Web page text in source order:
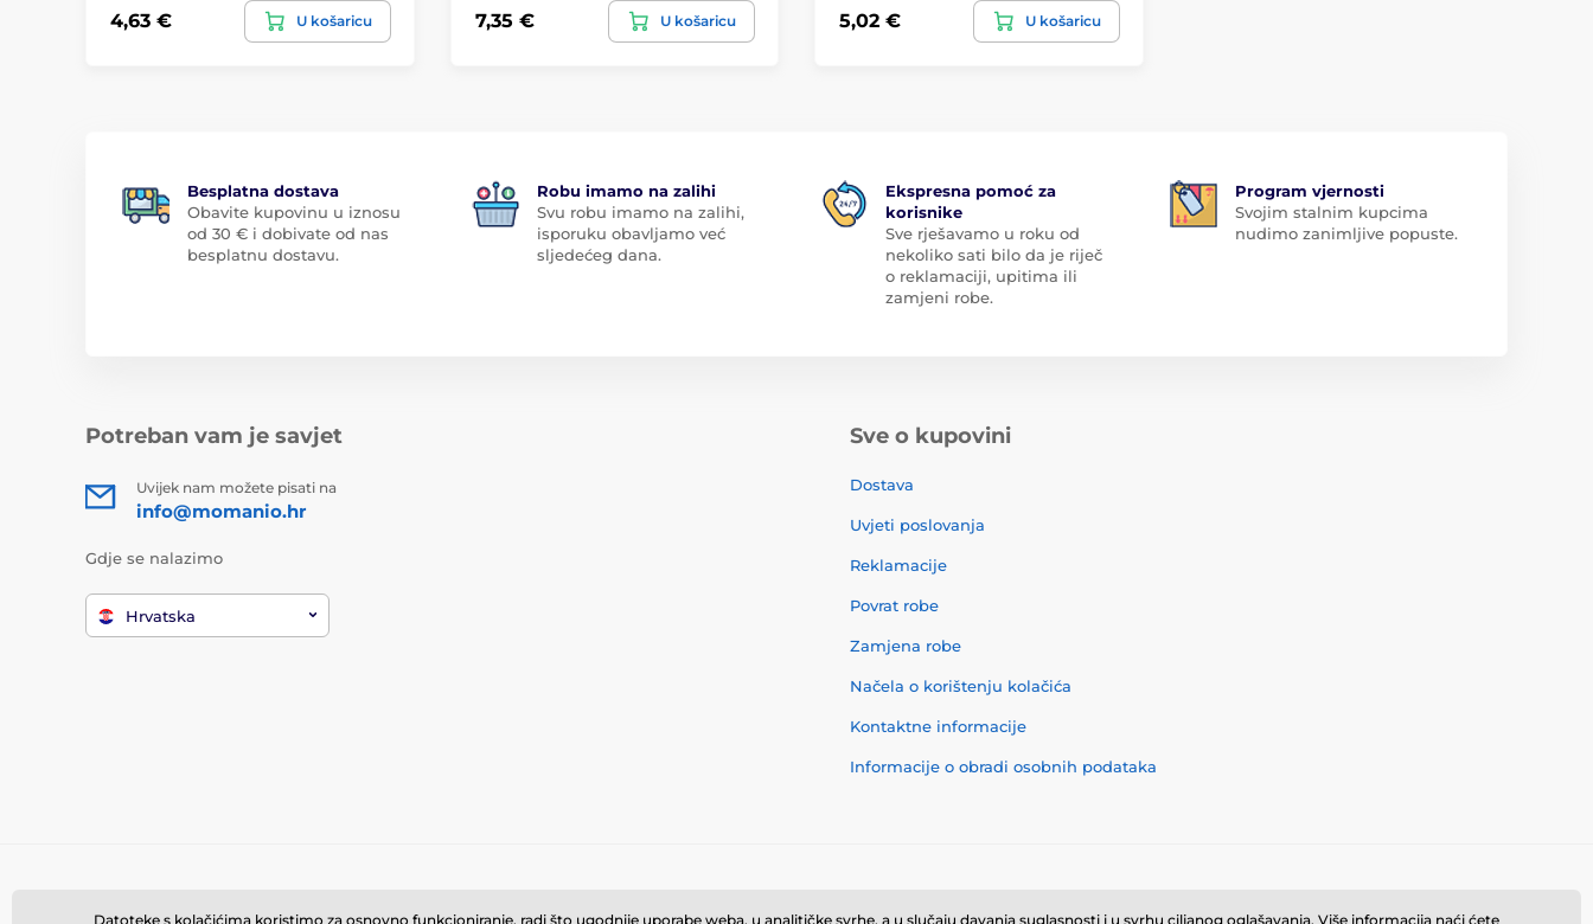
4,63 € U košaricu 7,35 € U košaricu 5,02 € U košaricu
Besplatna dostava
Obavite kupovinu u iznosu
od 30 € i dobivate od nas
besplatnu dostavu.
Robu imamo na zalihi
Svu robu imamo na zalihi,
isporuku obavljamo već
sljedećeg dana.
Ekspresna pomoć za
korisnike
Sve rješavamo u roku od
nekoliko sati bilo da je riječ
o reklamaciji, upitima ili
zamjeni robe.
Program vjernosti
Svojim stalnim kupcima
nudimo zanimljive popuste.
Potreban vam je savjet
Uvijek nam možete pisati na
info@momanio.hr
Gdje se nalazimo
Hrvatska
Sve o kupovini
Dostava
Uvjeti poslovanja
Reklamacije
Povrat robe
Zamjena robe
Načela o korištenju kolačića
Kontaktne informacije
Informacije o obradi osobnih podataka
Datoteke s kolačićima koristimo za osnovno funkcioniranje, radi što ugodnije uporabe weba, u analitičke svrhe, a u slučaju davanja suglasnosti i u svrhu ciljanog oglašavanja. Više informacija naći ćete